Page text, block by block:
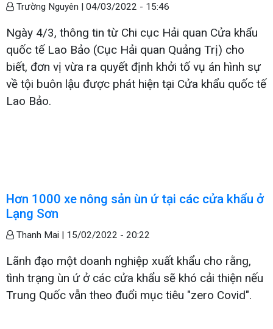
Trường Nguyên | 04/03/2022 - 15:46
Ngày 4/3, thông tin từ Chi cục Hải quan Cửa khẩu
quốc tế Lao Bảo (Cục Hải quan Quảng Trị) cho
biết, đơn vị vừa ra quyết định khởi tố vụ án hình sự
về tội buôn lậu được phát hiện tại Cửa khẩu quốc tế
Lao Bảo.
Hơn 1000 xe nông sản ùn ứ tại các cửa khẩu ở
Lạng Sơn
Thanh Mai | 15/02/2022 - 20:22
Lãnh đạo một doanh nghiệp xuất khẩu cho rằng,
tình trạng ùn ứ ở các cửa khẩu sẽ khó cải thiện nếu
Trung Quốc vẫn theo đuổi mục tiêu "zero Covid".